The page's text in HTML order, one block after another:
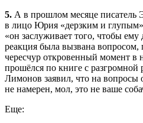
5. А в прошлом месяце писатель
в лицо Юрия «дерзким и глупым»
«он заслуживает того, чтобы
реакция была вызвана
чересчур откровенный момент в
прошёлся по книге с разгромной
Лимонов заявил, что на вопросы
не намерен, мол, это не ваше
Еще: